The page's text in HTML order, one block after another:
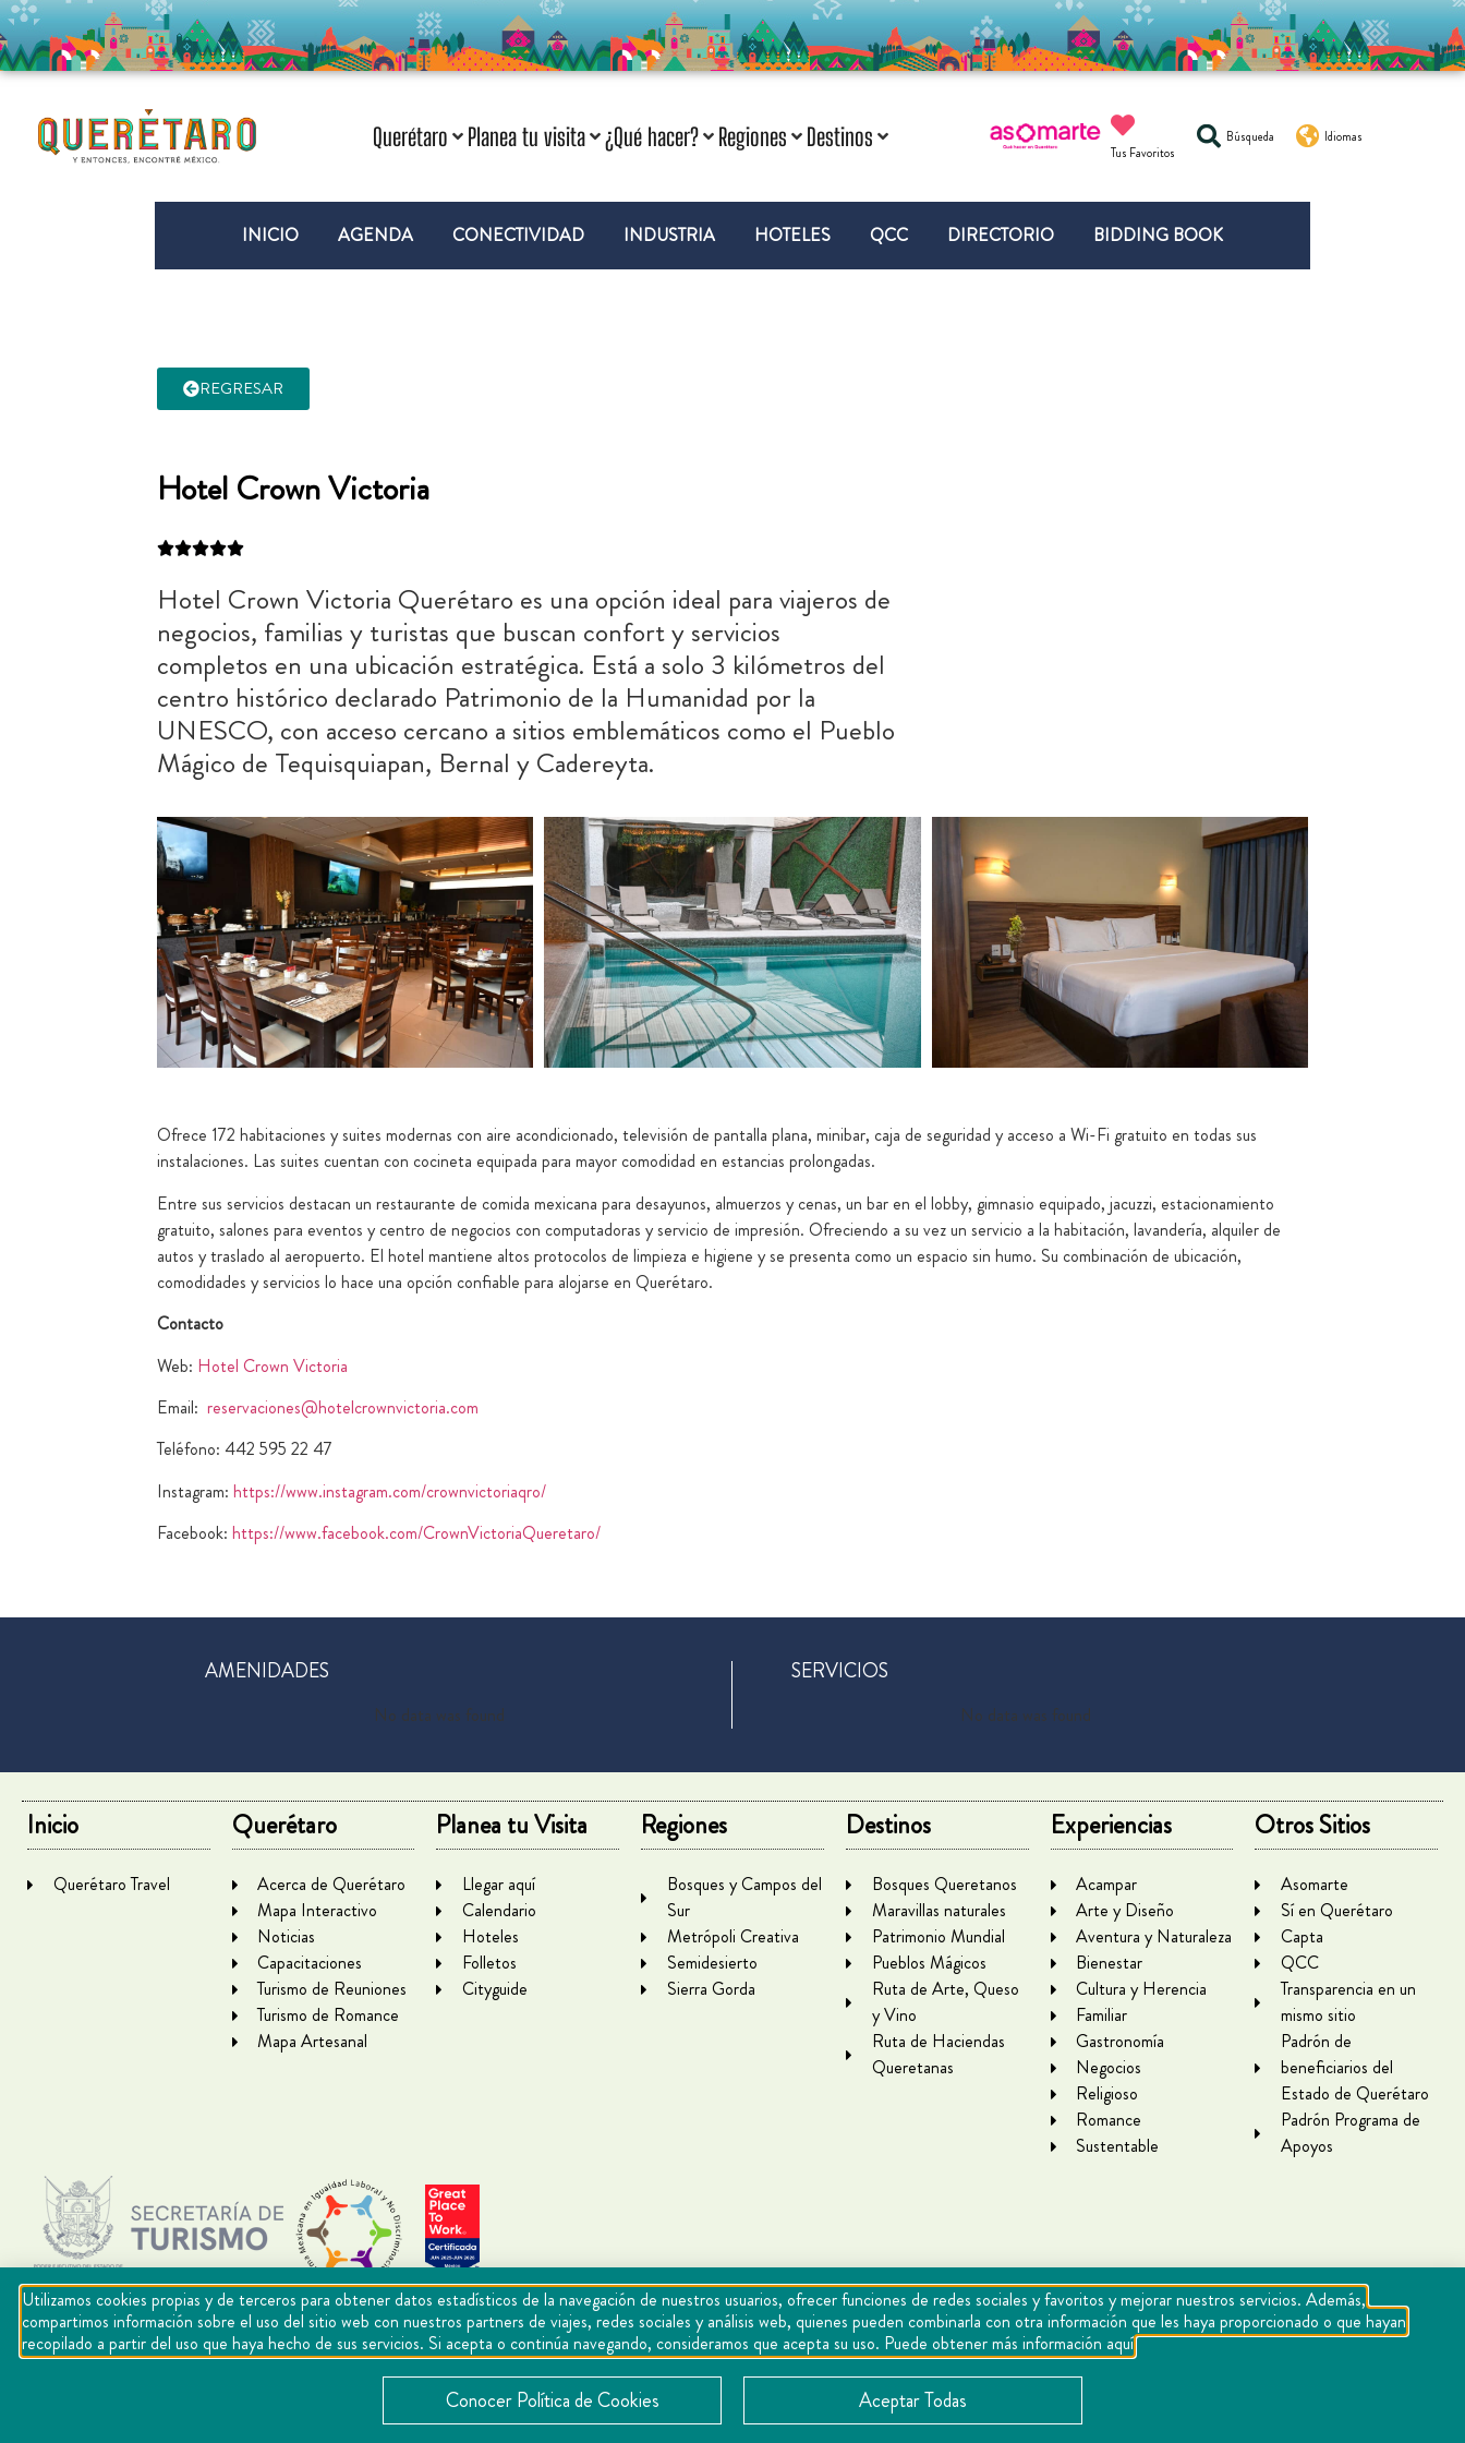
Querétaro Planea tu visita ¿Qué hacer? Regiones Destinos
Tus Favoritos
Búsqueda Idiomas
INICIO AGENDA CONECTIVIDAD INDUSTRIA HOTELES QCC DIRECTORIO BIDDING BOOK
REGRESAR
Hotel Crown Victoria
Hotel Crown Victoria Querétaro es una opción ideal para viajeros de
negocios, familias y turistas que buscan confort y servicios
completos en una ubicación estratégica. Está a solo 3 kilómetros del
centro histórico declarado Patrimonio de la Humanidad por la
UNESCO, con acceso cercano a sitios emblemáticos como el Pueblo
Mágico de Tequisquiapan, Bernal y Cadereyta.
Ofrece 172 habitaciones y suites modernas con aire acondicionado, televisión de pantalla plana, minibar, caja de seguridad y acceso a Wi-Fi gratuito en todas sus
instalaciones. Las suites cuentan con cocineta equipada para mayor comodidad en estancias prolongadas.
Entre sus servicios destacan un restaurante de comida mexicana para desayunos, almuerzos y cenas, un bar en el lobby, gimnasio equipado, jacuzzi, estacionamiento
gratuito, salones para eventos y centro de negocios con computadoras y servicio de impresión. Ofreciendo a su vez un servicio a la habitación, lavandería, alquiler de
autos y traslado al aeropuerto. El hotel mantiene altos protocolos de limpieza e higiene y se presenta como un espacio sin humo. Su combinación de ubicación,
comodidades y servicios lo hace una opción confiable para alojarse en Querétaro.
Contacto
Web: Hotel Crown Victoria
Email:reservaciones@hotelcrownvictoria.com
Teléfono: 442 595 22 47
Instagram:https://www.instagram.com/crownvictoriaqro/
Facebook:https://www.facebook.com/CrownVictoriaQueretaro/
AMENIDADES
No data was found
SERVICIOS
No data was found
Inicio
Querétaro Travel
Querétaro
Acerca de Querétaro
Mapa Interactivo
Noticias
Capacitaciones
Turismo de Reuniones
Turismo de Romance
Mapa Artesanal
Planea tu Visita
Llegar aquí
Calendario
Hoteles
Folletos
Cityguide
Regiones
Bosques y Campos del
Sur
Metrópoli Creativa
Semidesierto
Sierra Gorda
Destinos
Bosques Queretanos
Maravillas naturales
Patrimonio Mundial
Pueblos Mágicos
Ruta de Arte, Queso
y Vino
Ruta de Haciendas
Queretanas
Experiencias
Acampar
Arte y Diseño
Aventura y Naturaleza
Bienestar
Cultura y Herencia
Familiar
Gastronomía
Negocios
Religioso
Romance
Sustentable
Otros Sitios
Asomarte
Sí en Querétaro
Capta
QCC
Transparencia en un
mismo sitio
Padrón de
beneficiarios del
Estado de Querétaro
Padrón Programa de
Apoyos
Cookies Aviso de privacidad Contacto
Utilizamos cookies propias y de terceros para obtener datos estadísticos de la navegación de nuestros usuarios, ofrecer funciones de redes sociales y favoritos y mejorar nuestros servicios. Además,
compartimos información sobre el uso del sitio web con nuestros partners de viajes, redes sociales y análisis web, quienes pueden combinarla con otra información que les haya proporcionado o que hayan
recopilado a partir del uso que haya hecho de sus servicios. Si acepta o continúa navegando, consideramos que acepta su uso. Puede obtener más información aquí
Conocer Política de Cookies Aceptar Todas